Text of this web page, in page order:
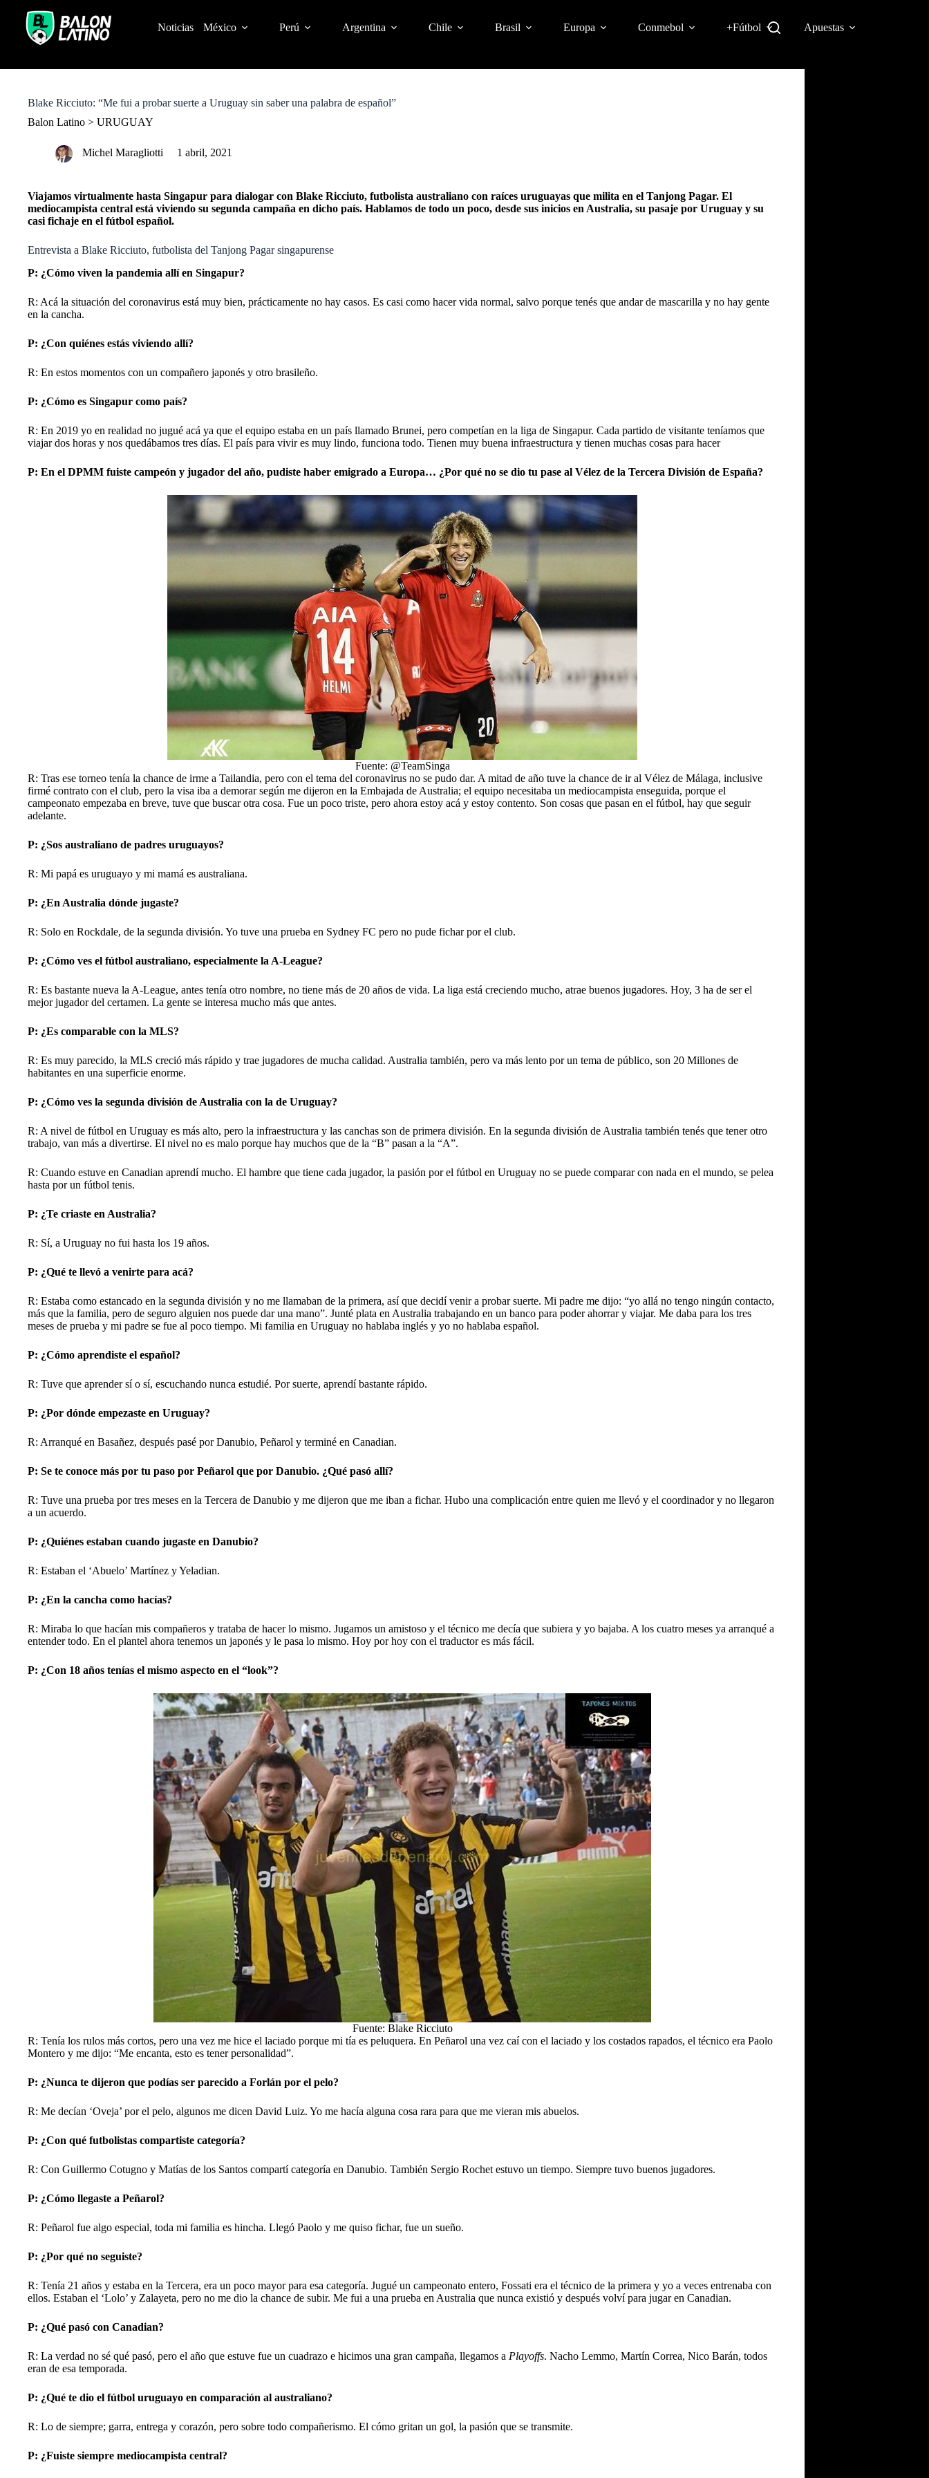
o
Noticias México Perú Argentina Chile Brasil Europa Conmebol +Fútbol Apuestas
Blake Ricciuto: “Me fui a probar suerte a Uruguay sin saber una palabra de español”
Balon Latino > URUGUAY
Michel Maragliotti 1 abril, 2021
Viajamos virtualmente hasta Singapur para dialogar con Blake Ricciuto, futbolista australiano con raíces uruguayas que milita en el Tanjong Pagar. El
mediocampista central está viviendo su segunda campaña en dicho país. Hablamos de todo un poco, desde sus inicios en Australia, su pasaje por Uruguay y su
casi fichaje en el fútbol español.
Entrevista a Blake Ricciuto, futbolista del Tanjong Pagar singapurense
P: ¿Cómo viven la pandemia allí en Singapur?
R: Acá la situación del coronavirus está muy bien, prácticamente no hay casos. Es casi como hacer vida normal, salvo porque tenés que andar de mascarilla y no hay gente
en la cancha.
P: ¿Con quiénes estás viviendo allí?
R: En estos momentos con un compañero japonés y otro brasileño.
P: ¿Cómo es Singapur como país?
R: En 2019 yo en realidad no jugué acá ya que el equipo estaba en un país llamado Brunei, pero competían en la liga de Singapur. Cada partido de visitante teníamos que
viajar dos horas y nos quedábamos tres días. El país para vivir es muy lindo, funciona todo. Tienen muy buena infraestructura y tienen muchas cosas para hacer
P: En el DPMM fuiste campeón y jugador del año, pudiste haber emigrado a Europa… ¿Por qué no se dio tu pase al Vélez de la Tercera División de España?
Fuente: @TeamSinga
R: Tras ese torneo tenía la chance de irme a Tailandia, pero con el tema del coronavirus no se pudo dar. A mitad de año tuve la chance de ir al Vélez de Málaga, inclusive
firmé contrato con el club, pero la visa iba a demorar según me dijeron en la Embajada de Australia; el equipo necesitaba un mediocampista enseguida, porque el
campeonato empezaba en breve, tuve que buscar otra cosa. Fue un poco triste, pero ahora estoy acá y estoy contento. Son cosas que pasan en el fútbol, hay que seguir
adelante.
P: ¿Sos australiano de padres uruguayos?
R: Mi papá es uruguayo y mi mamá es australiana.
P: ¿En Australia dónde jugaste?
R: Solo en Rockdale, de la segunda división. Yo tuve una prueba en Sydney FC pero no pude fichar por el club.
P: ¿Cómo ves el fútbol australiano, especialmente la A-League?
R: Es bastante nueva la A-League, antes tenía otro nombre, no tiene más de 20 años de vida. La liga está creciendo mucho, atrae buenos jugadores. Hoy, 3 ha de ser el
mejor jugador del certamen. La gente se interesa mucho más que antes.
P: ¿Es comparable con la MLS?
R: Es muy parecido, la MLS creció más rápido y trae jugadores de mucha calidad. Australia también, pero va más lento por un tema de público, son 20 Millones de
habitantes en una superficie enorme.
P: ¿Cómo ves la segunda división de Australia con la de Uruguay?
R: A nivel de fútbol en Uruguay es más alto, pero la infraestructura y las canchas son de primera división. En la segunda división de Australia también tenés que tener otro
trabajo, van más a divertirse. El nivel no es malo porque hay muchos que de la “B” pasan a la “A”.
R: Cuando estuve en Canadian aprendí mucho. El hambre que tiene cada jugador, la pasión por el fútbol en Uruguay no se puede comparar con nada en el mundo, se pelea
hasta por un fútbol tenis.
P: ¿Te criaste en Australia?
R: Sí, a Uruguay no fui hasta los 19 años.
P: ¿Qué te llevó a venirte para acá?
R: Estaba como estancado en la segunda división y no me llamaban de la primera, así que decidí venir a probar suerte. Mi padre me dijo: “yo allá no tengo ningún contacto,
más que la familia, pero de seguro alguien nos puede dar una mano”. Junté plata en Australia trabajando en un banco para poder ahorrar y viajar. Me daba para los tres
meses de prueba y mi padre se fue al poco tiempo. Mi familia en Uruguay no hablaba inglés y yo no hablaba español.
P: ¿Cómo aprendiste el español?
R: Tuve que aprender sí o sí, escuchando nunca estudié. Por suerte, aprendí bastante rápido.
P: ¿Por dónde empezaste en Uruguay?
R: Arranqué en Basañez, después pasé por Danubio, Peñarol y terminé en Canadian.
P: Se te conoce más por tu paso por Peñarol que por Danubio. ¿Qué pasó allí?
R: Tuve una prueba por tres meses en la Tercera de Danubio y me dijeron que me iban a fichar. Hubo una complicación entre quien me llevó y el coordinador y no llegaron
a un acuerdo.
P: ¿Quiénes estaban cuando jugaste en Danubio?
R: Estaban el ‘Abuelo’ Martínez y Yeladian.
P: ¿En la cancha como hacías?
R: Miraba lo que hacían mis compañeros y trataba de hacer lo mismo. Jugamos un amistoso y el técnico me decía que subiera y yo bajaba. A los cuatro meses ya arranqué a
entender todo. En el plantel ahora tenemos un japonés y le pasa lo mismo. Hoy por hoy con el traductor es más fácil.
P: ¿Con 18 años tenías el mismo aspecto en el “look”?
Fuente: Blake Ricciuto
R: Tenía los rulos más cortos, pero una vez me hice el laciado porque mi tía es peluquera. En Peñarol una vez caí con el laciado y los costados rapados, el técnico era Paolo
Montero y me dijo: “Me encanta, esto es tener personalidad”.
P: ¿Nunca te dijeron que podías ser parecido a Forlán por el pelo?
R: Me decían ‘Oveja’ por el pelo, algunos me dicen David Luiz. Yo me hacía alguna cosa rara para que me vieran mis abuelos.
P: ¿Con qué futbolistas compartiste categoría?
R: Con Guillermo Cotugno y Matías de los Santos compartí categoría en Danubio. También Sergio Rochet estuvo un tiempo. Siempre tuvo buenos jugadores.
P: ¿Cómo llegaste a Peñarol?
R: Peñarol fue algo especial, toda mi familia es hincha. Llegó Paolo y me quiso fichar, fue un sueño.
P: ¿Por qué no seguiste?
R: Tenía 21 años y estaba en la Tercera, era un poco mayor para esa categoría. Jugué un campeonato entero, Fossati era el técnico de la primera y yo a veces entrenaba con
ellos. Estaban el ‘Lolo’ y Zalayeta, pero no me dio la chance de subir. Me fui a una prueba en Australia que nunca existió y después volví para jugar en Canadian.
P: ¿Qué pasó con Canadian?
R: La verdad no sé qué pasó, pero el año que estuve fue un cuadrazo e hicimos una gran campaña, llegamos a Playoffs. Nacho Lemmo, Martín Correa, Nico Barán, todos
eran de esa temporada.
P: ¿Qué te dio el fútbol uruguayo en comparación al australiano?
R: Lo de siempre; garra, entrega y corazón, pero sobre todo compañerismo. El cómo gritan un gol, la pasión que se transmite.
P: ¿Fuiste siempre mediocampista central?